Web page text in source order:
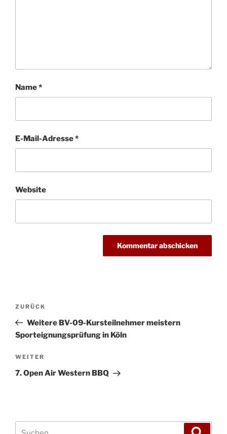
Name*
E-Mail-Adresse*
Website
Beitragsnavigation
Vorheriger
Beitrag
ZURÜCK
Weitere BV-09-Kursteilnehmer meistern
Sporteignungsprüfung in Köln
Nächster
Beitrag
WEITER
7. Open Air Western BBQ